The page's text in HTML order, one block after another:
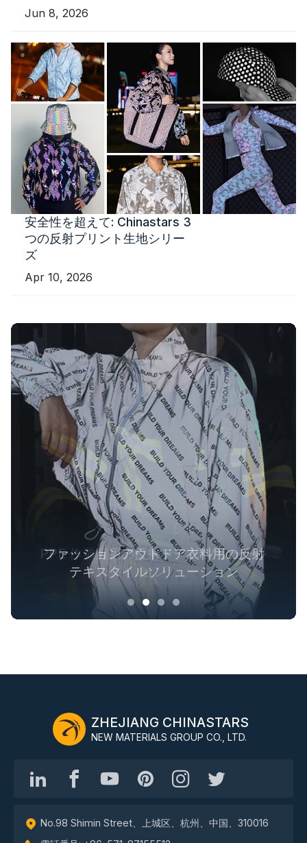
Jun 8, 2026
安全性を超えて: Chinastars 3
つの反射プリント生地シリー
ズ
Apr 10, 2026
PPE 作業服用の反射テープ ソリューシ
ョン
ファッションアウトドア衣料用の反射
テキスタイルソリューション
アウター用蓄光生地ソリューション
業界全体の安全服ソリューション
ZHEJIANG CHINASTARS
NEW MATERIALS GROUP CO., LTD.
No.98 Shimin Street、上城区、杭州、中国、310016